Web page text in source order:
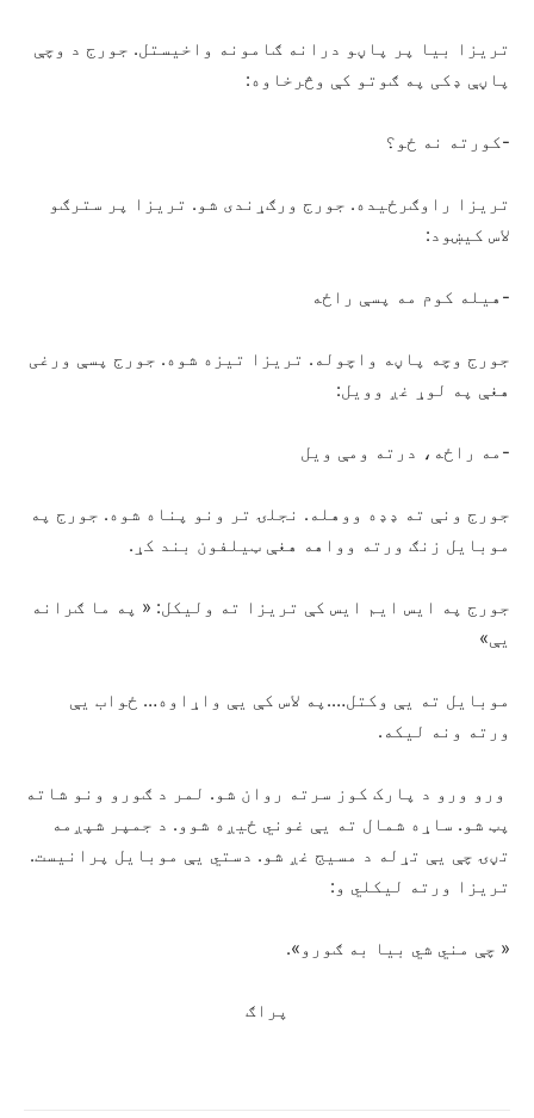
تریزا بیا پر پاڼو درانه ګامونه واخیستل. جورج د وچې
پاڼې ډکی په ګوتو کې وڅرخاوه:
-کورته نه ځو؟
تریزا راوګرځیده. جورج ورګړندی شو. تریزا پر سترګو
لاس کیښود:
-هیله کوم مه پسې راځه
جورج وچه پاڼه واچوله. تریزا تیزه شوه. جورج پسې ورغی
هغې په لوړ غږ وویل:
-مه راځه، درته ومې ویل
جورج ونې ته ډډه ووهله. نجلۍ تر ونو پناه شوه. جورج په
موبایل زنګ ورته وواهه هغې ټیلفون بند کړ.
جورج په ایس ایم ایس کې تریزا ته ولیکل: « په ما ګرانه
یې»
موبایل ته یې وکتل….په لاس کې یې واړاوه… ځواب یې
ورته ونه لیکه.
ورو ورو د پارک کوز سرته روان شو. لمر د ګورو ونو شاته
پټ شو. ساړه شمال ته یې غوني ځیږه شوو. د جمپر شپږمه
تڼۍ چې یې تړله د مسیج غږ شو. دستي یې موبایل پرانیست.
تریزا ورته لیکلي و:
« چې مني شي بیا به ګورو».
پراګ